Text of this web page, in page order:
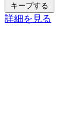
キープする
詳細を見る